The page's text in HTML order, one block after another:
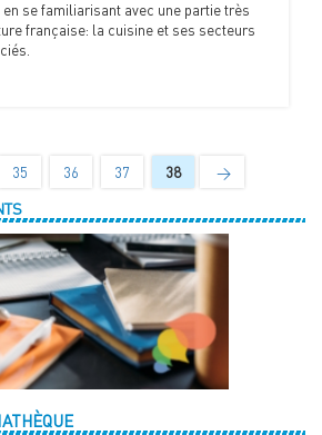
se familiarisant avec une partie très
française: la cuisine et ses secteurs
35 36 37 38 →